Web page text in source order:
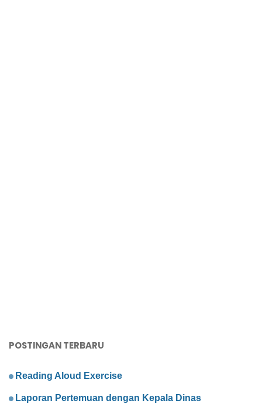
POSTINGAN TERBARU
Reading Aloud Exercise
Laporan Pertemuan dengan Kepala Dinas